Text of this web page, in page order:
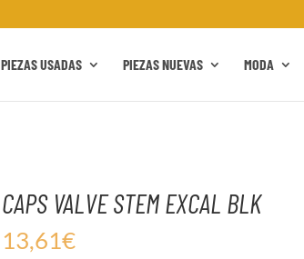
PIEZAS USADAS PIEZAS NUEVAS MODA
CAPS VALVE STEM EXCAL BLK
13,61€